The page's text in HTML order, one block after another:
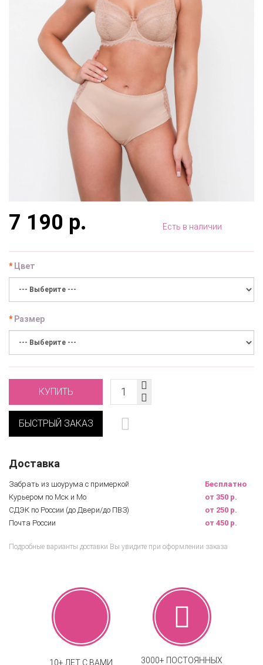
7 190 р. Есть в наличии
Цвет
Размер
КУПИТЬ
БЫСТРЫЙ ЗАКАЗ
Доставка
Забрать из шоурума с примеркой
Бесплатно
Курьером по Мск и Мо
от 350 р.
СДЭК по России (до Двери/до ПВЗ)
от 250 р.
Почта России
от 450 р.
Подробные варианты доставки Вы увидите при оформлении заказа
10+ ЛЕТ С ВАМИ
3000+ ПОСТОЯННЫХ